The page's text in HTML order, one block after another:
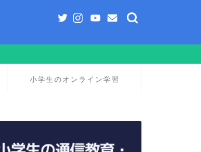
小学生のオンライン学習